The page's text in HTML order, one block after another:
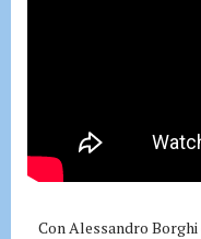
Con Alessandro Borghi